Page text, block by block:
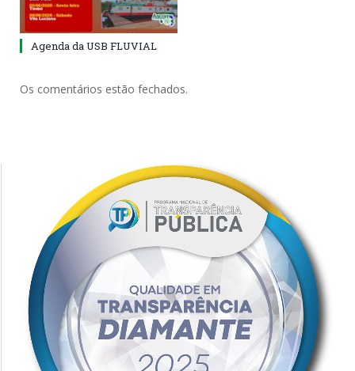
Agenda da USB FLUVIAL
Os comentários estão fechados.